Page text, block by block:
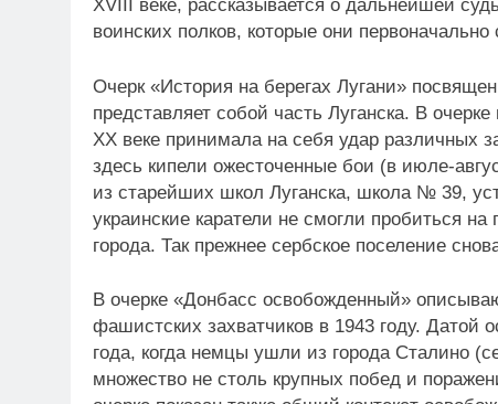
XVIII веке, рассказывается о дальнейшей
воинских полков, которые они первоначально
Очерк «История на берегах Лугани»
представляет собой часть Луганска. В
ХХ веке принимала на себя удар различных
здесь кипели ожесточенные бои (в июле-
из старейших школ Луганска, школа № 39,
украинские каратели не смогли пробиться
города. Так прежнее сербское поселение
В очерке «Донбасс освобожденный»
фашистских захватчиков в 1943 году. Датой
года, когда немцы ушли из города Сталино
множество не столь крупных побед и